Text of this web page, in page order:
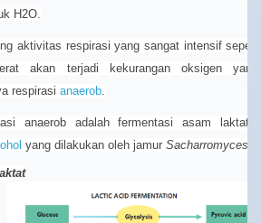
H2O.
aktivitas respirasi yang sangat intensif
akan terjadi kekurangan oksigen yang
respirasi anaerob.
anaerob adalah fermentasi asam laktat
yang dilakukan oleh jamur Sacharromyces